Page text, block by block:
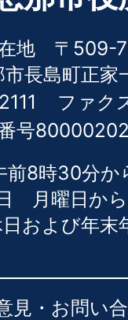
地 〒509-
長島町正家
ファ
番号
8時30分か
月曜日か
日および年
見・お問い